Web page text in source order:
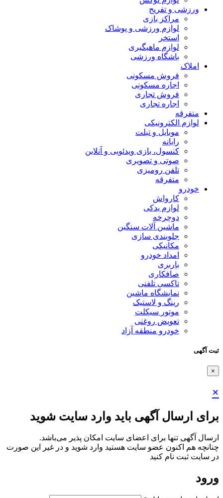
ورزشی و تفریح
مراکز بازی
لوازم ورزشی و پوشاک
استخر
لوازم ماهیگیری
باشگاه ورزشی
املاک
فروش مسکونی
اجاره مسکونی
فروش تجاری
اجاره تجاری
متفرقه
لوازم الکترونیکی
موبایل و تبلت
رایانه
کنسول، بازی‌ ویدئویی و آنلاین
صوتی و تصویری
تلفن رومیزی
متفرقه
خودرو
کارواش
لوازم یدکی
دوچرخه
ماشین آلات سنگین
جلوبندی سازی
مکانیکی
امداد خودرو
باربری
صافکاری
تاکسی تلفنی
نمایشگاه ماشین
رینگ و لاستیک
موتور سیکلت
تعویض روغنی
خودرو منطقه آزاد
ثبت آگهی
×
×
برای ارسال آگهی باید وارد سایت شوید
ارسال آگهی تنها برای اعضای سایت امکان پذیر می‌باشد.
چنانچه هم‌ اکنون عضو سایت هستید وارد شوید و در غیر این صورت
در سایت ثبت نام کنید
ورود